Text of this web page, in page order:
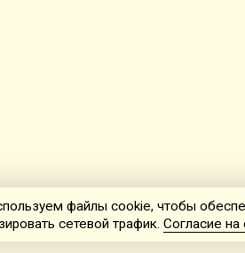
файлы cookie, чтобы
сетевой трафик. Согласие на